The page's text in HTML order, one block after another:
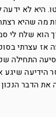
היא לא ידעה
מה שהיא
הוא שלח לי
עצרתי
התחילה
הידיעה שיגע
הדבר הנכון